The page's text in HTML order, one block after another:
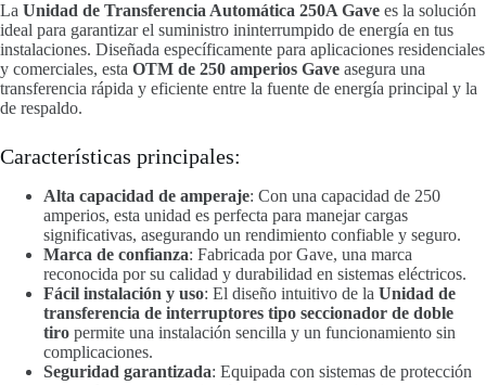
La Unidad de Transferencia Automática 250A Gave es la solución
ideal para garantizar el suministro ininterrumpido de energía en tus
instalaciones. Diseñada específicamente para aplicaciones residenciales
y comerciales, esta OTM de 250 amperios Gave asegura una
transferencia rápida y eficiente entre la fuente de energía principal y la
de respaldo.
Características principales:
Alta capacidad de amperaje: Con una capacidad de 250
amperios, esta unidad es perfecta para manejar cargas
significativas, asegurando un rendimiento confiable y seguro.
Marca de confianza: Fabricada por Gave, una marca
reconocida por su calidad y durabilidad en sistemas eléctricos.
Fácil instalación y uso: El diseño intuitivo de la Unidad de
transferencia de interruptores tipo seccionador de doble
tiro permite una instalación sencilla y un funcionamiento sin
complicaciones.
Seguridad garantizada: Equipada con sistemas de protección